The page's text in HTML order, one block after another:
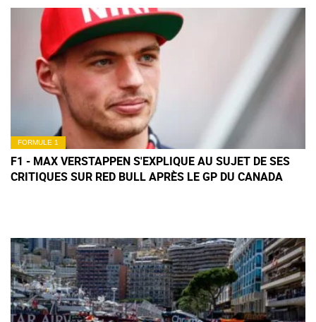
FORMULE 1
F1 - MAX VERSTAPPEN S'EXPLIQUE AU SUJET DE SES
CRITIQUES SUR RED BULL APRÈS LE GP DU CANADA